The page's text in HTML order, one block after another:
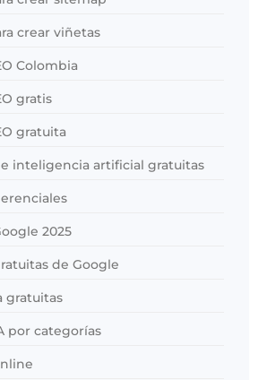
crear viñetas
Colombia
gratis
gratuita
inteligencia artificial gratuitas
2025
de Google
gratuitas
por categorías